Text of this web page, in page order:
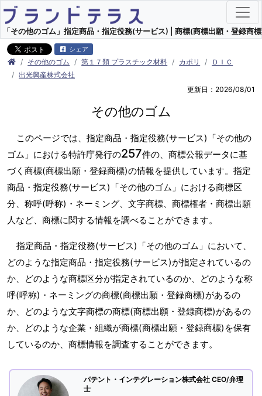
「その他のゴム」指定商品・指定役務(サービス) | 商標(商標出願・登録商
シェア
その他のゴム 第１７類 プラスチック材料 カポリ
ＤＩＣ
出光興産株式会社
更新日：2026/08/01
その他のゴム
このページでは、指定商品・指定役務(サービス)「その他の
ゴム」における特許庁発行の257件の、商標公報データに基
づく商標(商標出願・登録商標)の情報を提供しています。指定
商品・指定役務(サービス)「その他のゴム」における商標区
分、称呼(呼称)・ネーミング、文字商標、商標権者・商標出願
人など、商標に関する情報を調べることができます。
指定商品・指定役務(サービス)「その他のゴム」において、
どのような指定商品・指定役務(サービス)が指定されているの
か、どのような商標区分が指定されているのか、どのような称
呼(呼称)・ネーミングの商標(商標出願・登録商標)があるの
か、どのような文字商標の商標(商標出願・登録商標)があるの
か、どのような企業・組織が商標(商標出願・登録商標)を保有
しているのか、商標情報を調査することができます。
パテント・インテグレーション株式会社 CEO/弁理
士